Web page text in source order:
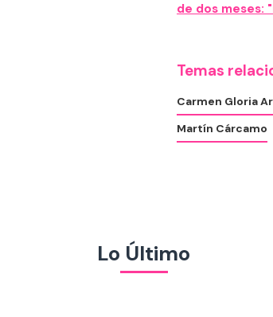
de dos meses:
Temas
Carmen Gloria
Martín Cárcamo
Lo Último